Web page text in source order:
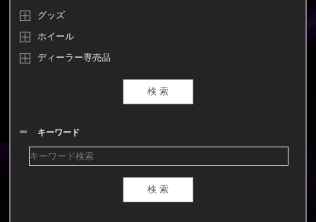
グッズ
ホイール
ディーラー専売品
キーワード